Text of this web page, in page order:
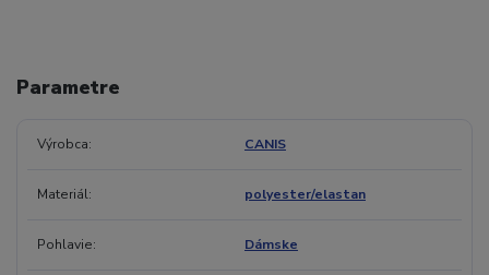
Parametre
Výrobca CANIS
Materiál polyester/elastan
Pohlavie Dámske